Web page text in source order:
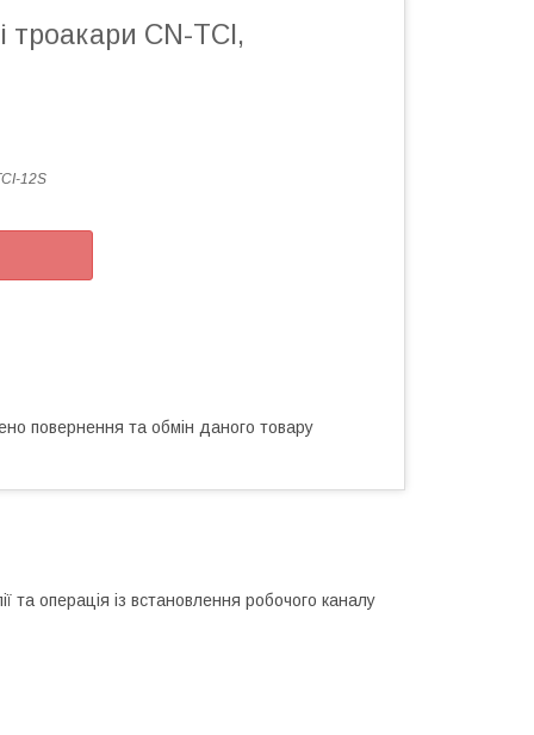
троакари CN-TCI,
12S
повернення та обмін даного товару
та операція із встановлення робочого каналу